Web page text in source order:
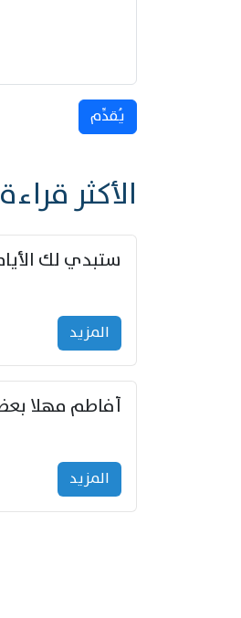
يُقدِّم
الأكثر قراءة
المزید
المزید